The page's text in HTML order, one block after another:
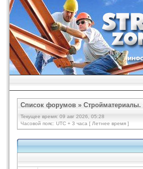
Список форумов »
Текущее время: 09 авг 2026, 05:28
Часовой пояс: UTC + 3 часа [ Летнее время ]